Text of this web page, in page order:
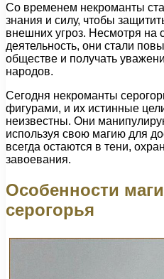
Со временем некроманты
знания и силу, чтобы
внешних угроз. Несмотря на
деятельность, они стали
обществе и получать
народов.
Сегодня некроманты
фигурами, и их истинные
неизвестны. Они
используя свою магию для
всегда остаются в тени,
завоевания.
Особенности
серогорья